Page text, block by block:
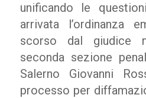
unificando le
arrivata l’ordinanza
scorso dal giudice
seconda sezione
Salerno Giovanni
processo per